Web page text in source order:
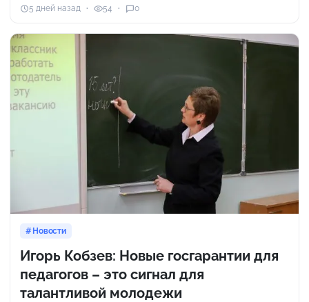
5 дней назад 54 0
Новости
Игорь Кобзев: Новые госгарантии для
педагогов – это сигнал для
талантливой молодежи